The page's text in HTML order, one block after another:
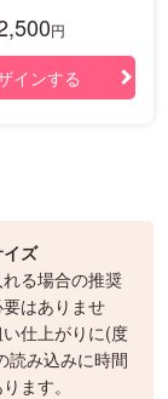
円
インする
ズ
る場合の推奨
はありませ
仕上がりに(度
読み込みに時間
ます。